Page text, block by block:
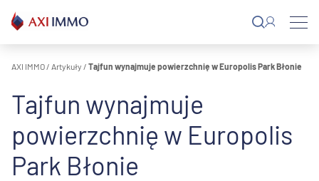
do
treści
AXI IMMO / Artykuły / Tajfun wynajmuje powierzchnię w Europolis Park Błonie
Tajfun wynajmuje
powierzchnię w Europolis
Park Błonie